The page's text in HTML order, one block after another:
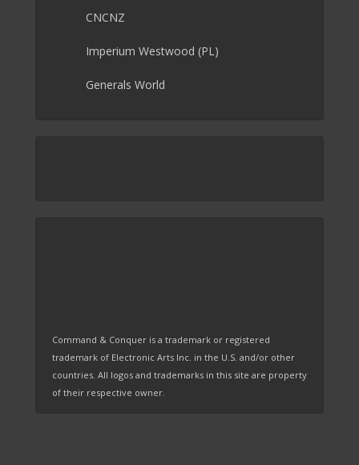
CNCNZ
Imperium Westwood (PL)
Generals World
Command & Conquer is a trademark or registered
trademark of Electronic Arts Inc. in the U.S. and/or other
countries. All logos and trademarks in this site are property
of their respective owner.